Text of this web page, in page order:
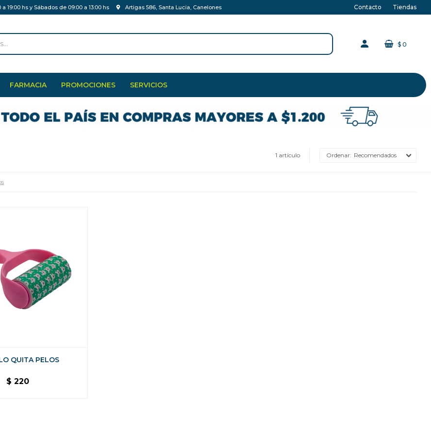
FARMACIA PROMOCIONES SERVICIOS
$ 0
19:00 hs y Sábados de 09:00 a 13:00 hs Artigas 586, Santa Lucia, Canelones Contacto Tiendas
1 artículo Recomendados
QUITA PELOS
$ 220